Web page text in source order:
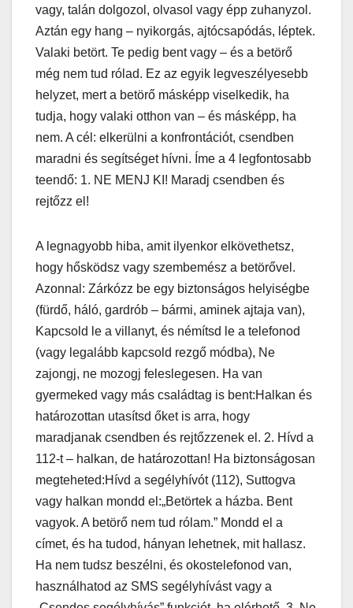
vagy, talán dolgozol, olvasol vagy épp zuhanyzol.
Aztán egy hang – nyikorgás, ajtócsapódás, léptek.
Valaki betört. Te pedig bent vagy – és a betörő
még nem tud rólad. Ez az egyik legveszélyesebb
helyzet, mert a betörő másképp viselkedik, ha
tudja, hogy valaki otthon van – és másképp, ha
nem. A cél: elkerülni a konfrontációt, csendben
maradni és segítséget hívni. Íme a 4 legfontosabb
teendő: 1. NE MENJ KI! Maradj csendben és
rejtőzz el!
A legnagyobb hiba, amit ilyenkor elkövethetsz,
hogy hősködsz vagy szembemész a betörővel.
Azonnal: Zárkózz be egy biztonságos helyiségbe
(fürdő, háló, gardrób – bármi, aminek ajtaja van),
Kapcsold le a villanyt, és némítsd le a telefonod
(vagy legalább kapcsold rezgő módba), Ne
zajongj, ne mozogj feleslegesen. Ha van
gyermeked vagy más családtag is bent:Halkan és
határozottan utasítsd őket is arra, hogy
maradjanak csendben és rejtőzzenek el. 2. Hívd a
112-t – halkan, de határozottan! Ha biztonságosan
megteheted:Hívd a segélyhívót (112), Suttogva
vagy halkan mondd el:„Betörtek a házba. Bent
vagyok. A betörő nem tud rólam.” Mondd el a
címet, és ha tudod, hányan lehetnek, mit hallasz.
Ha nem tudsz beszélni, és okostelefonod van,
használhatod az SMS segélyhívást vagy a